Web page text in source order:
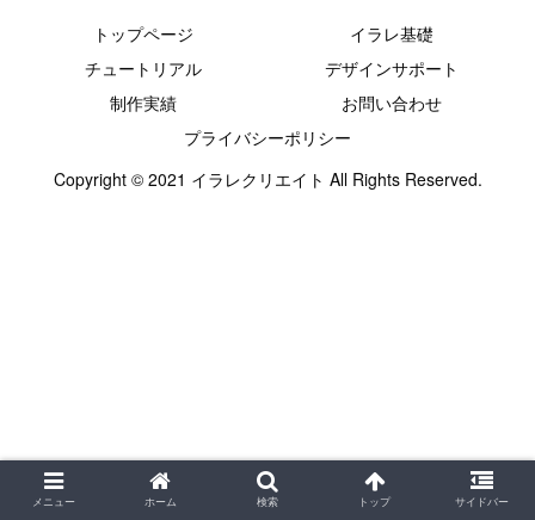
トップページ
イラレ基礎
チュートリアル
デザインサポート
制作実績
お問い合わせ
プライバシーポリシー
Copyright © 2021 イラレクリエイト All Rights Reserved.
メニュー ホーム 検索 トップ サイドバー